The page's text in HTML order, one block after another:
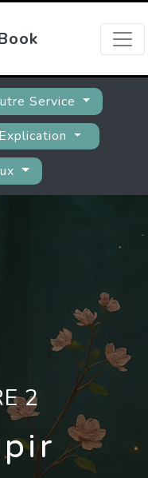
Service
Explication
2